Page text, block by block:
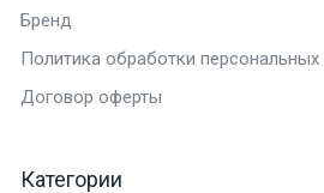
Бренд
Политика обработки
Договор оферты
Категории